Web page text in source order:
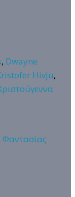
, Dwayne
Hivju,
Φαντασίας